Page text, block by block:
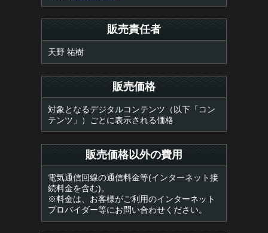
販売責任者
天野 祐樹
販売価格
対象となるデジタルコンテンツ（以下「コン
テンツ」）ごとに表示される価格
販売価格以外の費用
電気通信回線の通信料金等(インターネット接
続料金を含む)。
※料金は、お客様がご利用のインターネット
プロバイダー等にお問い合わせください。